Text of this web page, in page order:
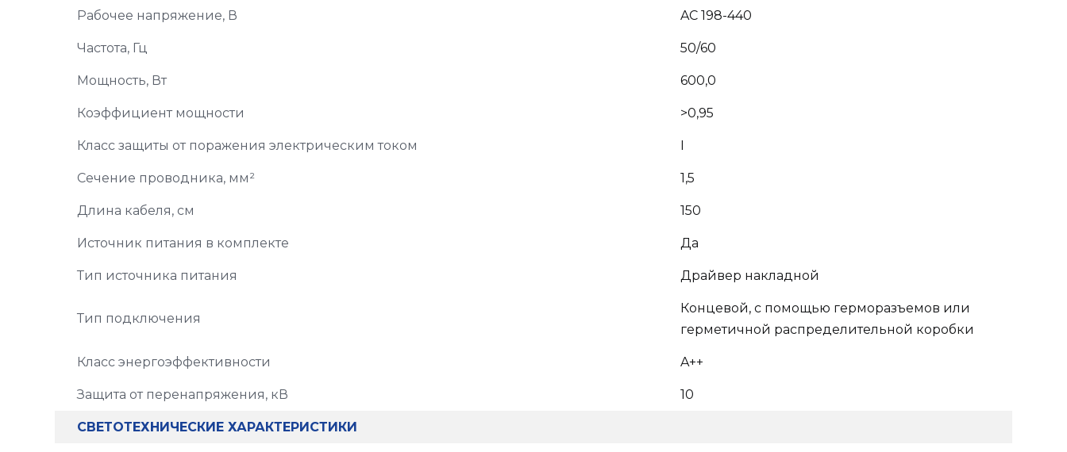
Рабочее напряжение, В AC 198-440
Частота, Гц 50/60
Мощность, Вт 600,0
Коэффициент мощности >0,95
Класс защиты от поражения электрическим током I
Сечение проводника, мм² 1,5
Длина кабеля, см 150
Источник питания в комплекте Да
Тип источника питания Драйвер накладной
Тип подключения
Концевой, с помощью герморазъемов или
герметичной распределительной коробки
Класс энергоэффективности A++
Защита от перенапряжения, кВ 10
СВЕТОТЕХНИЧЕСКИЕ ХАРАКТЕРИСТИКИ